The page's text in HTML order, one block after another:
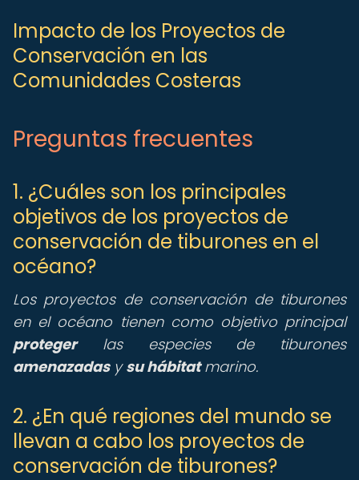
Impacto de los Proyectos de
Conservación en las
Comunidades Costeras
Preguntas frecuentes
1. ¿Cuáles son los principales
objetivos de los proyectos de
conservación de tiburones en el
océano?
Los proyectos de conservación de tiburones
en el océano tienen como objetivo principal
protegerlas especies de tiburones
amenazadasysu hábitatmarino.
2. ¿En qué regiones del mundo se
llevan a cabo los proyectos de
conservación de tiburones?